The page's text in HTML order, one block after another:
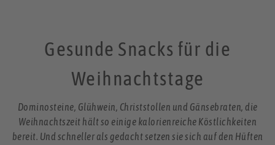
Gesunde Snacks für die
Weihnachtstage
Dominosteine, Glühwein, Christstollen und Gänsebraten, die
Weihnachtszeit hält so einige kalorienreiche Köstlichkeiten
bereit. Und schneller als gedacht setzen sie sich auf den Hüften